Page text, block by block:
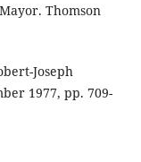
Thomson
Joseph
1977, pp. 709-